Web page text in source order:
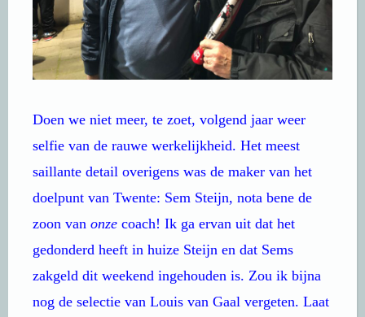
Doen we niet meer, te zoet, volgend jaar weer
selfie van de rauwe werkelijkheid. Het meest
saillante detail overigens was de maker van het
doelpunt van Twente: Sem Steijn, nota bene de
zoon van onze coach! Ik ga ervan uit dat het
gedonderd heeft in huize Steijn en dat Sems
zakgeld dit weekend ingehouden is. Zou ik bijna
nog de selectie van Louis van Gaal vergeten. Laat